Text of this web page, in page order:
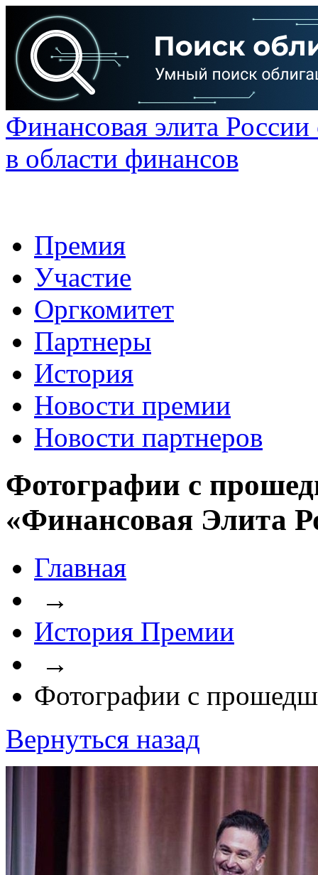
Финансовая элита
в области финансов
Премия
Участие
Оргкомитет
Партнеры
История
Новости премии
Новости партнеров
Фотографии с
«Финансовая Элита
Главная
→
История Премии
→
Фотографии с
Вернуться назад